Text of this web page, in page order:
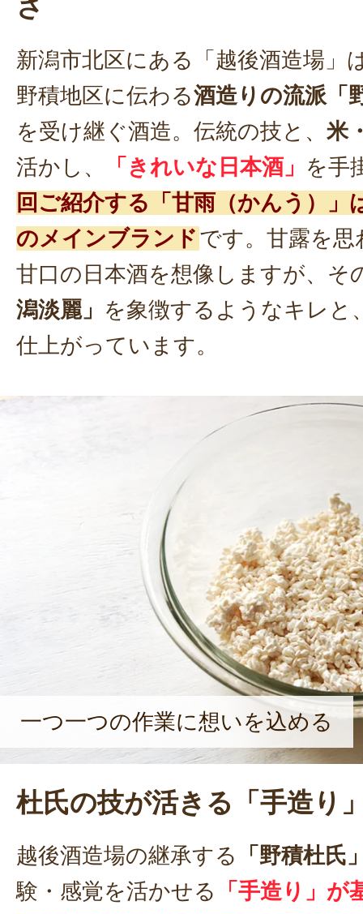
さ
新潟市北区にある「越後酒造場」
野積地区に伝わる酒造りの流派「
を受け継ぐ酒造。伝統の技と、 米
活かし、
「きれいな日本酒」 を手
回ご紹介する「甘雨（かんう）」
のメインブランド です。甘露を
甘口の日本酒を想像しますが、そ
潟淡麗」 を象徴するようなキレと
仕上がっています。
一つ一つの作業に想いを込める
杜氏の技が活きる「手造り
越後酒造場の継承する
「野積杜氏
験・感覚を活かせる
「手造り」が